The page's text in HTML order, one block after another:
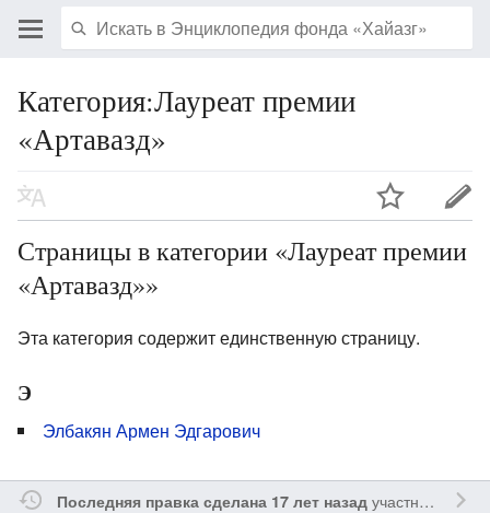
Категория:Лауреат премии
«Артавазд»
Страницы в категории «Лауреат премии
«Артавазд»»
Эта категория содержит единственную страницу.
Э
Элбакян Армен Эдгарович
Последняя правка сделана 17 лет назадучастником